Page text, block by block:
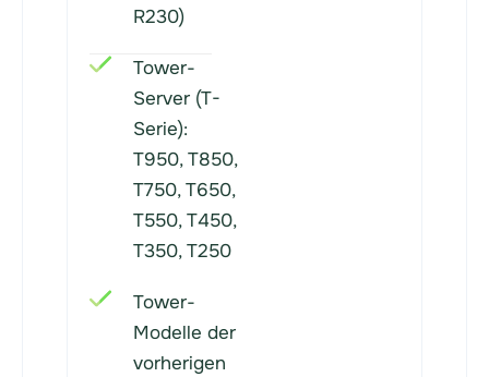
R230)
Tower-
Server (T-
Serie):
T950, T850,
T750, T650,
T550, T450,
T350, T250
Tower-
Modelle der
vorherigen